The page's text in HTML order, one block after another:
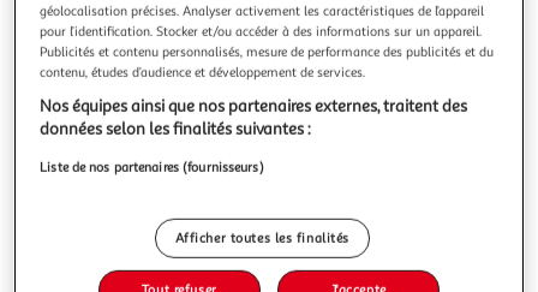
Livr. ou retrait
Retrait offert dès 35€
Plus d'options
Vendu parParis Prix 11,99€ 15,99€
Livr. ou retrait
Multishop
géolocalisation précises. Analyser activement les caractéristiques de l’appareil
pour l’identification. Stocker et/ou accéder à des informations sur un appareil.
Publicités et contenu personnalisés, mesure de performance des publicités et du
contenu, études d’audience et développement de services.
Nos équipes ainsi que nos partenaires externes, traitent des
données selon les finalités suivantes :
Liste de nos partenaires (fournisseurs)
Afficher toutes les finalités